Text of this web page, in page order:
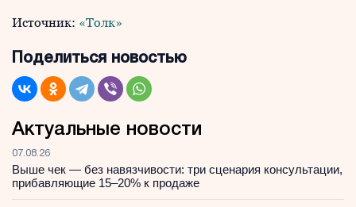
Источник: «Толк»
Поделиться новостью
Актуальные новости
07.08.26
Выше чек — без навязчивости: три сценария консультации,
прибавляющие 15–20% к продаже